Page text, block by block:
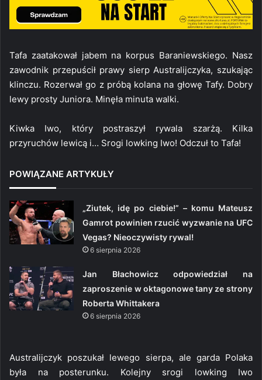
Tafa zaatakował jabem na korpus Baraniewskiego. Nasz
zawodnik przepuścił prawy sierp Australijczyka, szukając
klinczu. Rozerwał go z próbą kolana na głowę Tafy. Dobry
lewy prosty Juniora. Minęła minuta walki.
Kiwka Iwo, który postraszył rywala szarżą. Kilka
przyruchów lewicą i… Srogi lowking Iwo! Odczuł to Tafa!
POWIĄZANE ARTYKUŁY
„Ziutek, idę po ciebie!” – komu Mateusz
Gamrot powinien rzucić wyzwanie na UFC
Vegas? Nieoczywisty rywal!
6 sierpnia 2026
Jan Błachowicz odpowiedział na
zaproszenie w oktagonowe tany ze strony
Roberta Whittakera
6 sierpnia 2026
Australijczyk poszukał lewego sierpa, ale garda Polaka
była na posterunku. Kolejny srogi lowking Iwo